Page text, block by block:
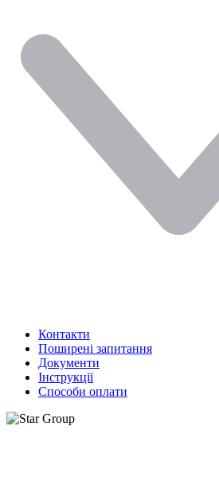
Контакти
Поширені запитання
Документи
Інструкції
Способи оплати